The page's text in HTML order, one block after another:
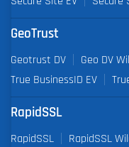
GeoTrust
Geotrust DV Geo DV
True BusinessID EV
RapidSSL
RapidSSL RapidSSL